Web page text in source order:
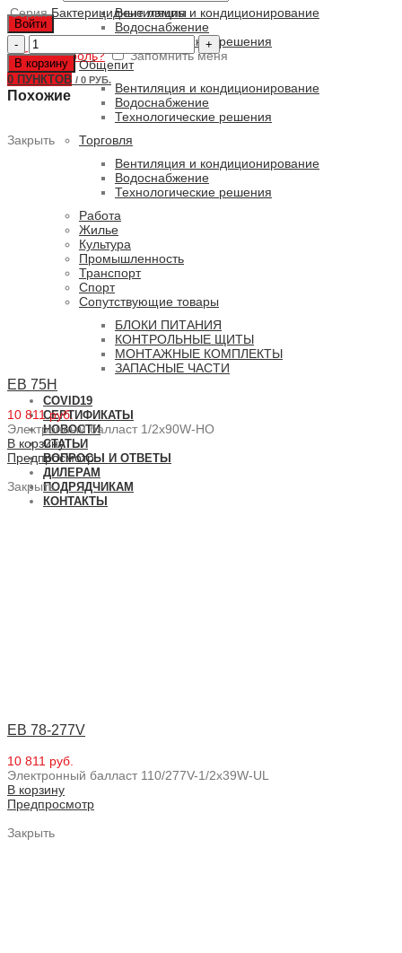
Войти
Забыли пароль? Запомнить меня
0 ПУНКТОВ / 0 РУБ.
Вентиляция и кондиционирование
Водоснабжение
Технологические решения
Общепит
Вентиляция и кондиционирование
Водоснабжение
Технологические решения
Торговля
Вентиляция и кондиционирование
Водоснабжение
Технологические решения
Работа
Жилье
Культура
Промышленность
Транспорт
Спорт
Сопутствующие товары
БЛОКИ ПИТАНИЯ
КОНТРОЛЬНЫЕ ЩИТЫ
МОНТАЖНЫЕ КОМПЛЕКТЫ
ЗАПАСНЫЕ ЧАСТИ
COVID19
СЕРТИФИКАТЫ
НОВОСТИ
СТАТЬИ
ВОПРОСЫ И ОТВЕТЫ
ДИЛЕРАМ
ПОДРЯДЧИКАМ
КОНТАКТЫ
Серия Бактерицидные лампы
Количество
товара
GHP-
35WH
В корзину
Похожие
Закрыть
EB 75H
10 811 руб.
Электронный балласт 1/2x90W-HO
В корзину
Предпросмотр
Закрыть
EB 78-277V
10 811 руб.
Электронный балласт 110/277V-1/2x39W-UL
В корзину
Предпросмотр
Закрыть